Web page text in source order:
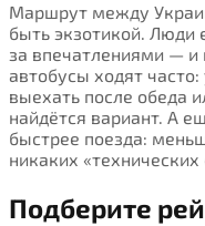
Маршрут между
быть экзотикой. Люди
за впечатлениями — и
автобусы ходят
выехать после обеда
найдётся вариант. А
быстрее поезда:
никаких
Подберите